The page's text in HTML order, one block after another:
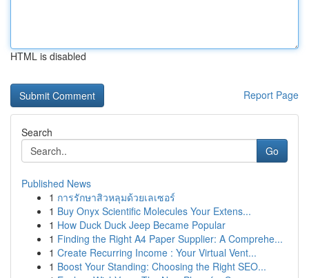
HTML is disabled
Report Page
Search
Go
Published News
1 การรักษาสิวหลุมด้วยเลเซอร์
1 Buy Onyx Scientific Molecules Your Extens...
1 How Duck Duck Jeep Became Popular
1 Finding the Right A4 Paper Supplier: A Comprehe...
1 Create Recurring Income : Your Virtual Vent...
1 Boost Your Standing: Choosing the Right SEO...